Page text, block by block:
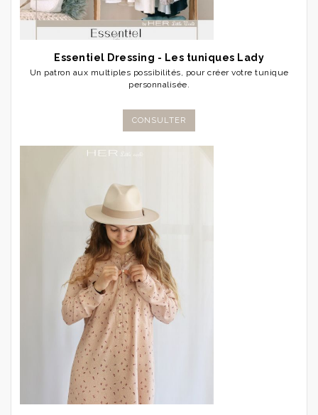
Essentiel Dressing - Les tuniques Lady
Un patron aux multiples possibilités, pour créer votre tunique
personnalisée.
CONSULTER